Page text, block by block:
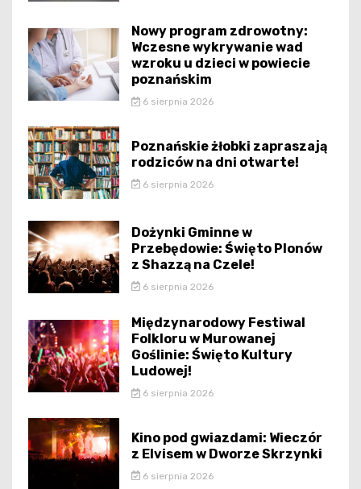
Nowy program zdrowotny:
Wczesne wykrywanie wad
wzroku u dzieci w powiecie
poznańskim
6 sierpnia 2026
Poznańskie żłobki zapraszają
rodziców na dni otwarte!
6 sierpnia 2026
Dożynki Gminne w
Przebędowie: Święto Plonów
z Shazzą na Czele!
6 sierpnia 2026
Międzynarodowy Festiwal
Folkloru w Murowanej
Goślinie: Święto Kultury
Ludowej!
6 sierpnia 2026
Kino pod gwiazdami: Wieczór
z Elvisem w Dworze Skrzynki
6 sierpnia 2026